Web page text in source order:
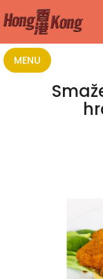
na
obsah
MENU